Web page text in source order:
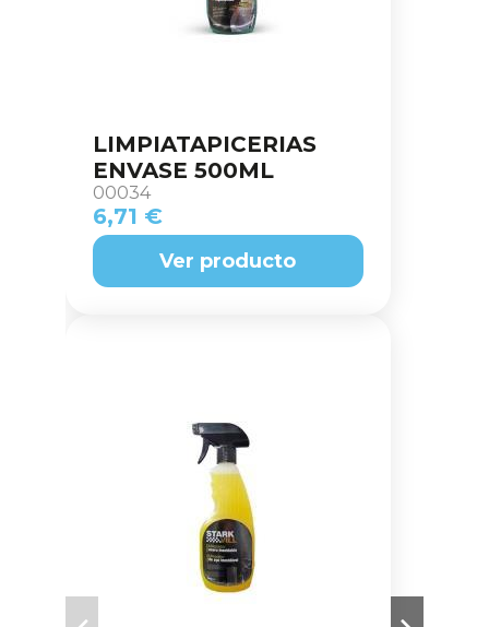
LIMPIATAPICERIAS
ENVASE 500ML
00034
6,71 €
Ver producto